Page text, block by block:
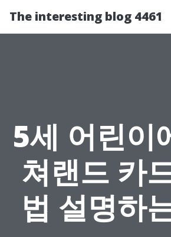
The interesting blog 4461
5세 어린이
쳐랜드 카
법 설명하